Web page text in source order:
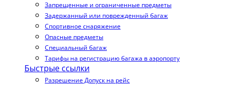
Запрещенные и ограниченные предметы
Задержанный или поврежденный багаж
Спортивное снаряжение
Опасные предметы
Специальный багаж
Тарифы на регистрацию багажа в аэропорту
Быстрые ссылки
Разрешение Допуск на рейс